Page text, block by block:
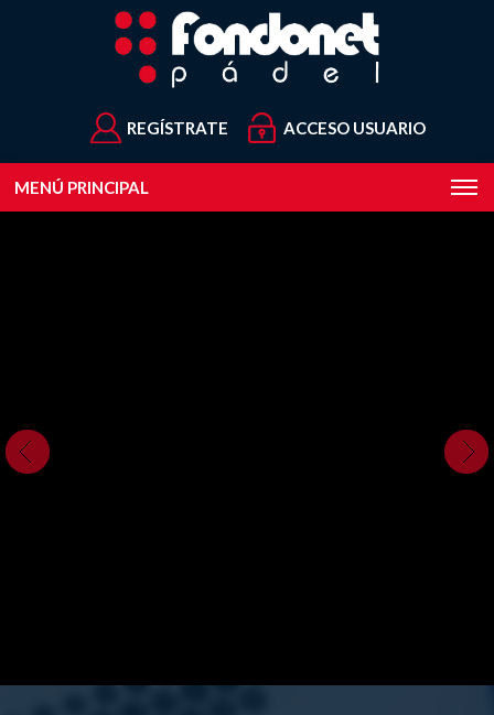
REGÍSTRATE ACCESO USUARIO
MENÚ PRINCIPAL